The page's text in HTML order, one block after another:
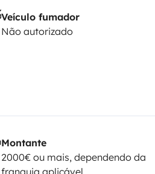
Veículo fumador
Não autorizado
Montante
2000€ ou mais, dependendo da
franquia aplicável